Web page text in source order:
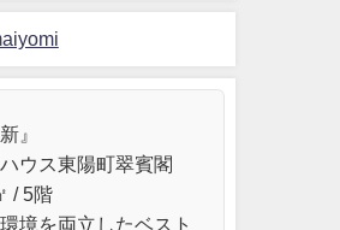
』
ウス東陽町翠賓閣
/ 5階
境を両立したベスト